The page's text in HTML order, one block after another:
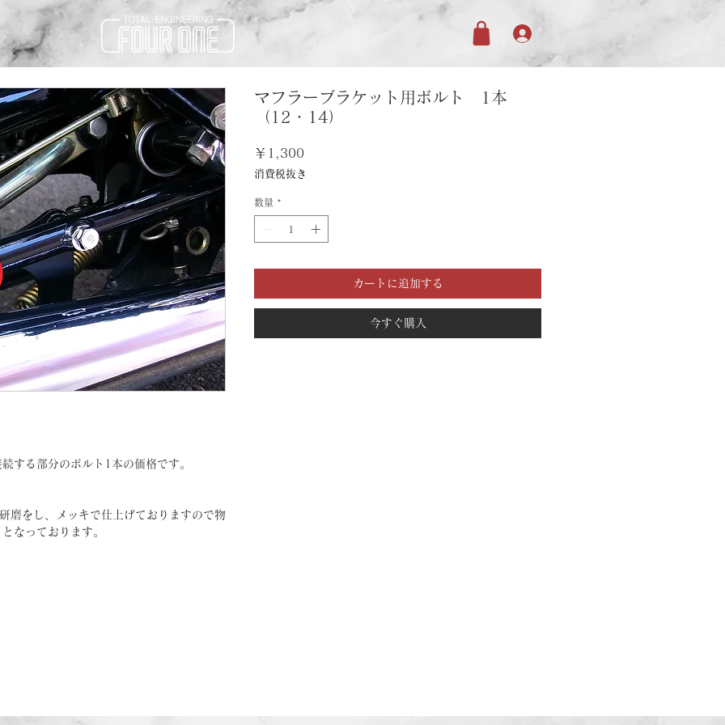
する部分のボルト1本の価格です。
磨をし、メッキで仕上げておりますので物
なっております。
マフラーブラケット用ボルト 1本
（12・14）
￥1,300
格
消費税抜き
数量 *
カートに追加する
今すぐ購入